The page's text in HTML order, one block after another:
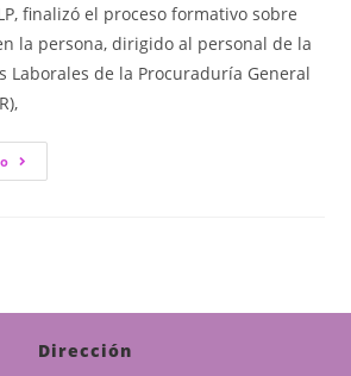
finalizó el proceso formativo sobre
la persona, dirigido al personal de la
Laborales de la Procuraduría General
Dirección